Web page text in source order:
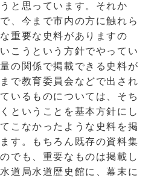
と思っています。それか
、今まで市内の方に触れら
重要な史料がありますの
こうという方針でやってい
の関係で掲載できる史料が
で教育委員会などで出され
いるものについては、そち
ということを基本方針にし
こなかったような史料を掲
す。もちろん既存の資料集
でも、重要なものは掲載し
道局水道歴史館に、幕末に